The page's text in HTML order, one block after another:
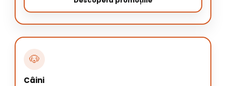
🐶
Câini